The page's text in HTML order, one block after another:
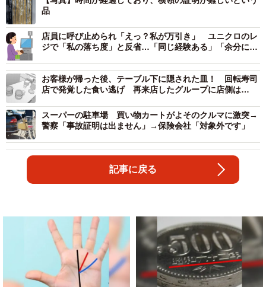
品
店員に呼び止められ「えっ？私が万引き」 ユニクロのレ
ジで「私の落ち度」と反省…「同じ経験ある」「余分に計
お客様が帰った後、テーブル下に隠された皿！ 回転寿司
店で発覚した食い逃げ 再来店したグループに店側は…
スーパーの駐車場 買い物カートがよそのクルマに激突→
警察「事故証明は出ません」→保険会社「対象外です」
記事に戻る